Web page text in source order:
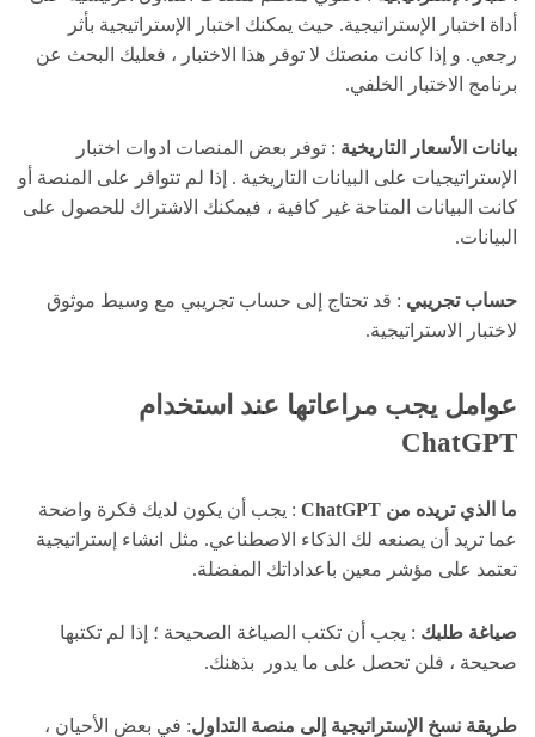
أداة اختبار الإستراتيجية. حيث يمكنك اختبار الإستراتيجية بأثر
رجعي. و إذا كانت منصتك لا توفر هذا الاختبار ، فعليك البحث عن
برنامج الاختبار الخلفي.
بيانات الأسعار التاريخية : توفر بعض المنصات ادوات اختبار
الإستراتيجيات على البيانات التاريخية . إذا لم تتوافر على المنصة أو
كانت البيانات المتاحة غير كافية ، فيمكنك الاشتراك للحصول على
البيانات.
حساب تجريبي : قد تحتاج إلى حساب تجريبي مع وسيط موثوق
لاختبار الاستراتيجية.
عوامل يجب مراعاتها عند استخدام
ChatGPT
ما الذي تريده من ChatGPT
: يجب أن يكون لديك فكرة واضحة
عما تريد أن يصنعه لك الذكاء الاصطناعي. مثل انشاء إستراتيجية
تعتمد على مؤشر معين باعداداتك المفضلة.
صياغة طلبك : يجب أن تكتب الصياغة الصحيحة ؛ إذا لم تكتبها
صحيحة ، فلن تحصل على ما يدور بذهنك.
طريقة نسخ الإستراتيجية إلى منصة التداول: في بعض الأحيان ،